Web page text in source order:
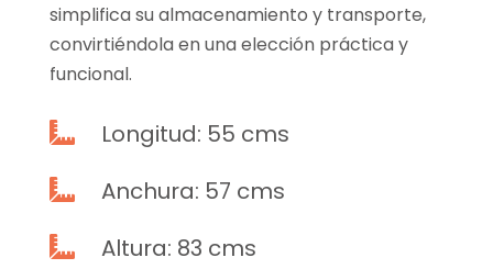
simplifica su almacenamiento y transporte,
convirtiéndola en una elección práctica y
funcional.
 Longitud: 55 cms
 Anchura: 57 cms
 Altura: 83 cms